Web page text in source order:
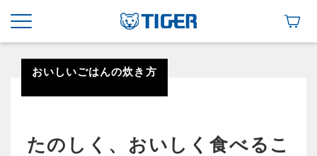
おいしいごはんの炊き方
たのしく、おいしく食べるこ